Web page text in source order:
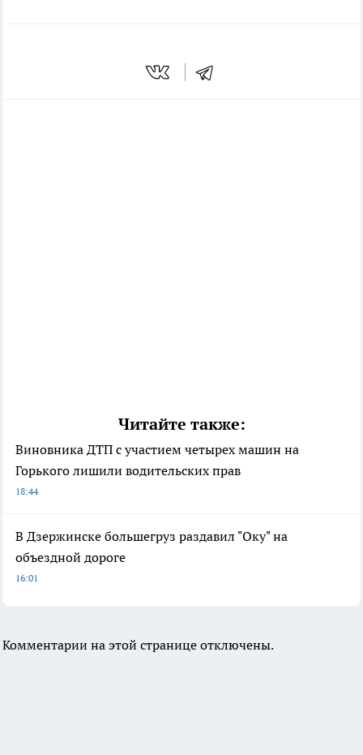
Читайте также:
Виновника ДТП с участием четырех машин на
Горького лишили водительских прав
18:44
В Дзержинске большегруз раздавил "Оку" на
объездной дороге
16:01
Комментарии на этой странице отключены.